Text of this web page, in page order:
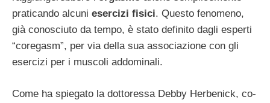
praticando alcuni esercizi fisici. Questo fenomeno,
già conosciuto da tempo, è stato definito dagli esperti
“coregasm”, per via della sua associazione con gli
esercizi per i muscoli addominali.
Come ha spiegato la dottoressa Debby Herbenick, co-